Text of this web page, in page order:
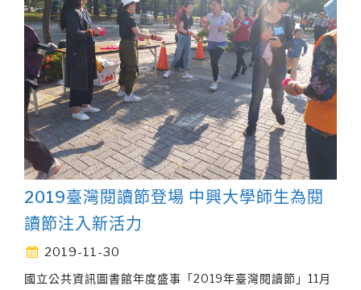
2019臺灣閱讀節登場 中興大學師生為閱
讀節注入新活力
2019-11-30
國立公共資訊圖書館年度盛事「2019年臺灣閱讀節」11月